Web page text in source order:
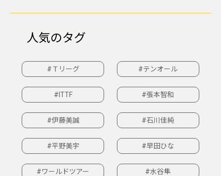
人気のタグ
#Ｔリーグ #テンオール
#ITTF #張本智和
#伊藤美誠 #石川佳純
#平野美宇 #早田ひな
#ワールドツアー #水谷隼